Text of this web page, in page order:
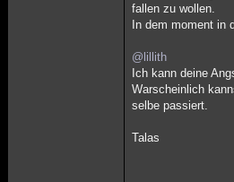
fallen zu wollen.
In dem moment in
@lillith
Ich kann deine
Warscheinlich
selbe passiert.
Talas